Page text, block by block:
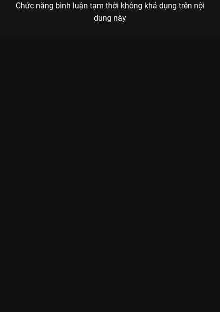
Chức năng bình luận tạm thời không khả dụng trên nội
dung này